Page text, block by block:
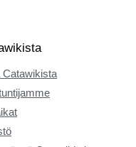
Catawikista